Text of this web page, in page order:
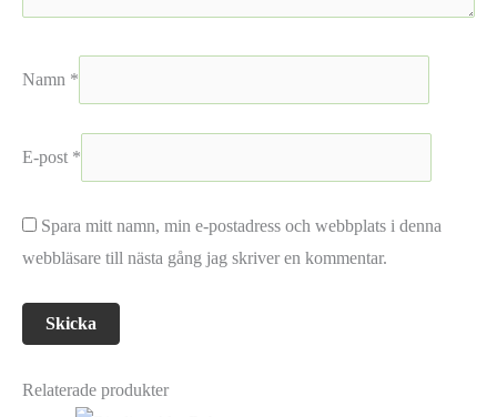
Namn *
E-post *
Spara mitt namn, min e-postadress och webbplats i denna
webbläsare till nästa gång jag skriver en kommentar.
Relaterade produkter